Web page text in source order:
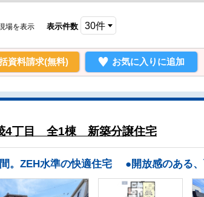
場を表示 表示件数
資料請求(無料) お気に入りに追加
4丁目 全1棟 新築分譲住宅